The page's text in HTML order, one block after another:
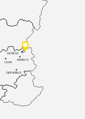
LYON
ANNECY
GRENOBLE
GENÈVE